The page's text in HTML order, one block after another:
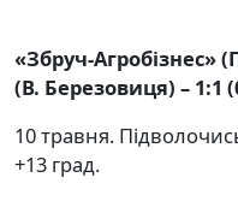
«Збруч-Агробізнес»
(В. Березовиця) – 1:1
10 травня.
+13 град.